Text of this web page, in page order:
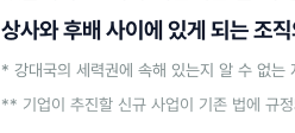
상사와 후배 사이에 있게 되는 조
* 강대국의 세력권에 속해 있는지 알 수 없는
** 기업이 추진할 신규 사업이 기존 법에 규